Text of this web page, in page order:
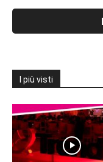
I più visti